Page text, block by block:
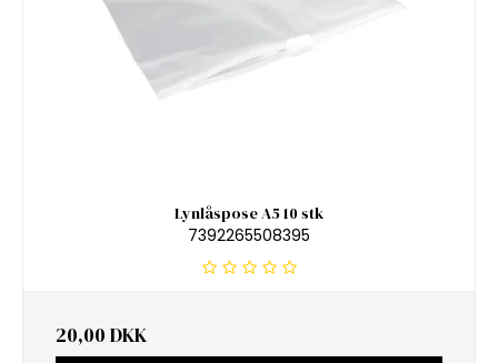
Lynlåspose A5 10 stk
7392265508395
20,00 DKK